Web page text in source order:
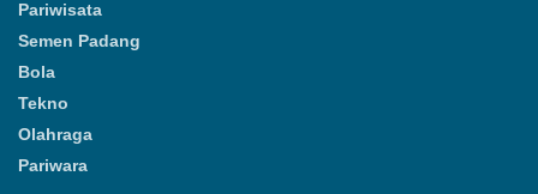
Pariwisata
Semen Padang
Bola
Tekno
Olahraga
Pariwara